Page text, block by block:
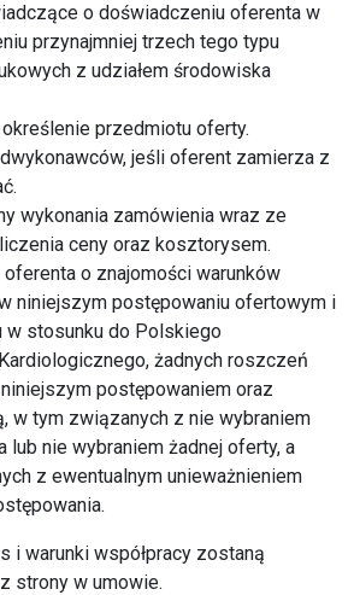
o doświadczeniu oferenta w
przynajmniej trzech tego typu
z udziałem środowiska
przedmiotu oferty.
jeśli oferent zamierza z
wykonania zamówienia wraz ze
ceny oraz kosztorysem.
o znajomości warunków
niniejszym postępowaniu ofertowym i
w stosunku do Polskiego
żadnych roszczeń
postępowaniem oraz
w tym związanych z nie wybraniem
lub nie wybraniem żadnej oferty, a
z ewentualnym unieważnieniem
i warunki współpracy zostaną
strony w umowie.